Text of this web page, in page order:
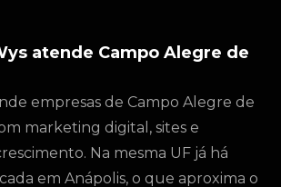
atende Campo Alegre de
empresas de Campo Alegre de
marketing digital, sites e
Na mesma UF já há
em Anápolis, o que aproxima o